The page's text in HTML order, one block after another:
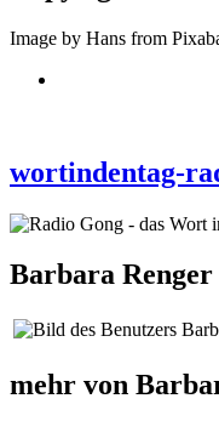
Image by Hans from
wortindentag-
Barbara Renger
mehr von